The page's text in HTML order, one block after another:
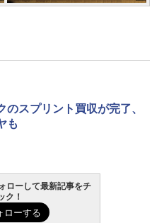
のスプリント買収が完了、
も
ローして最新記事をチ
ク！